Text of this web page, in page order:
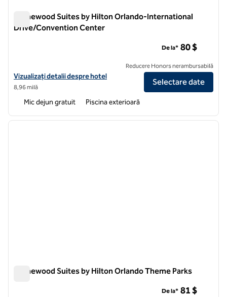
Homewood Suites by Hilton Orlando-International
Drive/Convention Center
Vizualizați detaliile hotelului pentru Homewood Suites by Hilton
Vizualizați detalii despre hotel
8,96 milă
De la* 80 $
Reducere Honors nerambursabilă
Selectare date
Mic dejun gratuit Piscina exterioară
1 din 12
Homewood Suites by Hilton Orlando Theme Parks
De la* 81 $